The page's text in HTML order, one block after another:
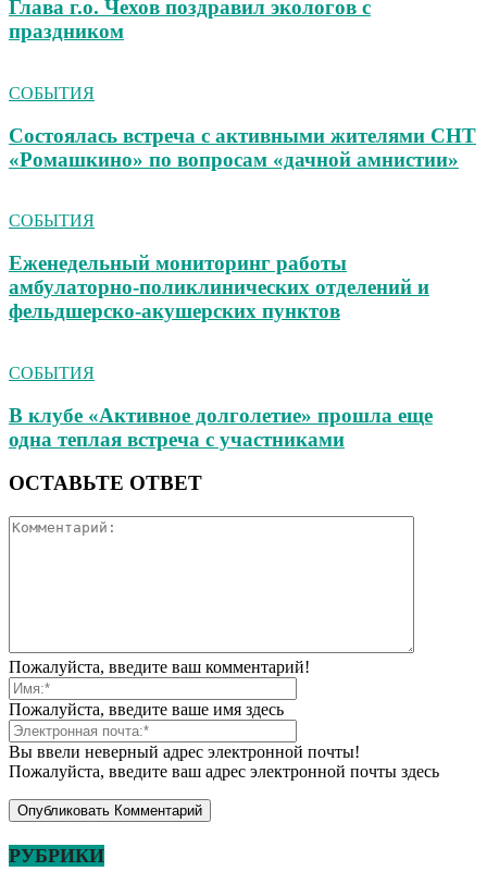
Глава г.о. Чехов поздравил экологов с
праздником
СОБЫТИЯ
Состоялась встреча с активными жителями СНТ
«Ромашкино» по вопросам «дачной амнистии»
СОБЫТИЯ
Еженедельный мониторинг работы
амбулаторно‑поликлинических отделений и
фельдшерско‑акушерских пунктов
СОБЫТИЯ
В клубе «Активное долголетие» прошла еще
одна теплая встреча с участниками
ОСТАВЬТЕ ОТВЕТ
Пожалуйста, введите ваш комментарий!
Пожалуйста, введите ваше имя здесь
Вы ввели неверный адрес электронной почты!
Пожалуйста, введите ваш адрес электронной почты здесь
РУБРИКИ